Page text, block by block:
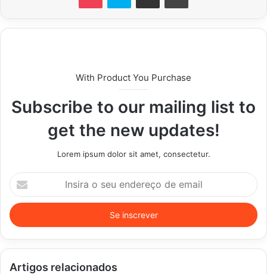
With Product You Purchase
Subscribe to our mailing list to
get the new updates!
Lorem ipsum dolor sit amet, consectetur.
Insira
o
seu
endereço
de
email
Artigos relacionados